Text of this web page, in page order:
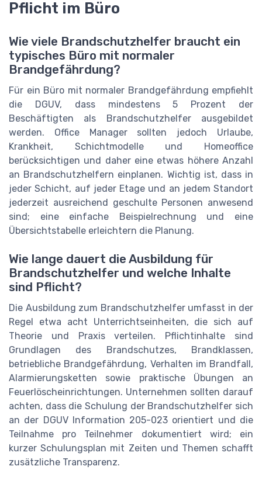
Pflicht im Büro
Wie viele Brandschutzhelfer braucht ein
typisches Büro mit normaler
Brandgefährdung?
Für ein Büro mit normaler Brandgefährdung empfiehlt
die DGUV, dass mindestens 5 Prozent der
Beschäftigten als Brandschutzhelfer ausgebildet
werden. Office Manager sollten jedoch Urlaube,
Krankheit, Schichtmodelle und Homeoffice
berücksichtigen und daher eine etwas höhere Anzahl
an Brandschutzhelfern einplanen. Wichtig ist, dass in
jeder Schicht, auf jeder Etage und an jedem Standort
jederzeit ausreichend geschulte Personen anwesend
sind; eine einfache Beispielrechnung und eine
Übersichtstabelle erleichtern die Planung.
Wie lange dauert die Ausbildung für
Brandschutzhelfer und welche Inhalte
sind Pflicht?
Die Ausbildung zum Brandschutzhelfer umfasst in der
Regel etwa acht Unterrichtseinheiten, die sich auf
Theorie und Praxis verteilen. Pflichtinhalte sind
Grundlagen des Brandschutzes, Brandklassen,
betriebliche Brandgefährdung, Verhalten im Brandfall,
Alarmierungsketten sowie praktische Übungen an
Feuerlöscheinrichtungen. Unternehmen sollten darauf
achten, dass die Schulung der Brandschutzhelfer sich
an der DGUV Information 205-023 orientiert und die
Teilnahme pro Teilnehmer dokumentiert wird; ein
kurzer Schulungsplan mit Zeiten und Themen schafft
zusätzliche Transparenz.